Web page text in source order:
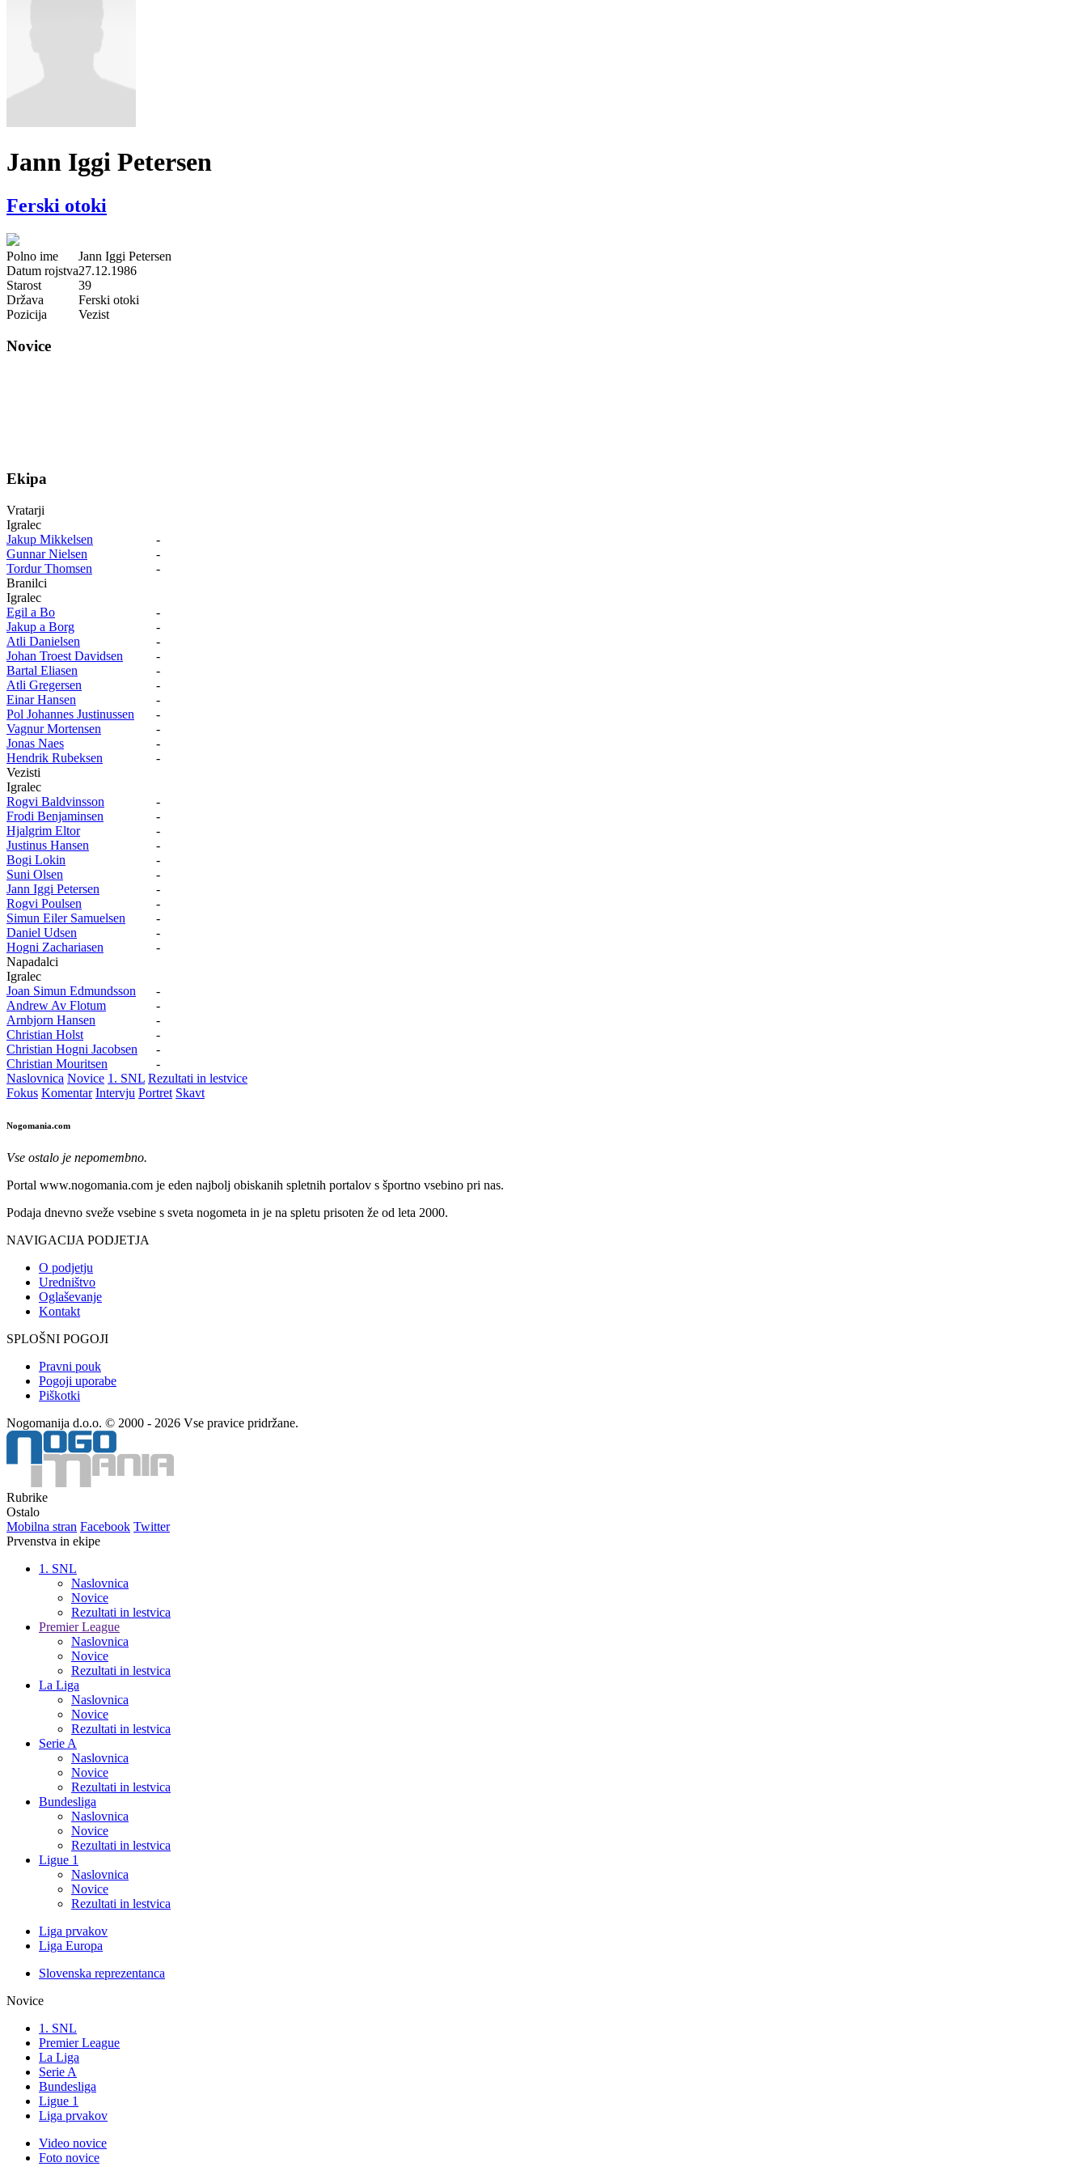
Jann Iggi Petersen
Ferski otoki
Polno ime
Jann Iggi Petersen
Datum rojstva27.12.1986
Starost
39
Država
Ferski otoki
Pozicija
Vezist
Novice
Ekipa
Vratarji
Igralec
Jakup Mikkelsen
-
Gunnar Nielsen
-
Tordur Thomsen
-
Branilci
Igralec
Egil a Bo
-
Jakup a Borg
-
Atli Danielsen
-
Johan Troest Davidsen
-
Bartal Eliasen
-
Atli Gregersen
-
Einar Hansen
-
Pol Johannes Justinussen
-
Vagnur Mortensen
-
Jonas Naes
-
Hendrik Rubeksen
-
Vezisti
Igralec
Rogvi Baldvinsson
-
Frodi Benjaminsen
-
Hjalgrim Eltor
-
Justinus Hansen
-
Bogi Lokin
-
Suni Olsen
-
Jann Iggi Petersen
-
Rogvi Poulsen
-
Simun Eiler Samuelsen
-
Daniel Udsen
-
Hogni Zachariasen
-
Napadalci
Igralec
Joan Simun Edmundsson
-
Andrew Av Flotum
-
Arnbjorn Hansen
-
Christian Holst
-
Christian Hogni Jacobsen
-
Christian Mouritsen
-
Naslovnica Novice 1. SNL Rezultati in lestvice
Fokus Komentar Intervju Portret Skavt
Nogomania.com
Vse ostalo je nepomembno.
Portal www.nogomania.com je eden najbolj obiskanih spletnih portalov s športno vsebino pri nas.
Podaja dnevno sveže vsebine s sveta nogometa in je na spletu prisoten že od leta 2000.
NAVIGACIJA PODJETJA
O podjetju
Uredništvo
Oglaševanje
Kontakt
SPLOŠNI POGOJI
Pravni pouk
Pogoji uporabe
Piškotki
Nogomanija d.o.o. © 2000 - 2026 Vse pravice pridržane.
Rubrike
Ostalo
Mobilna stran Facebook Twitter
Prvenstva in ekipe
1. SNL
Naslovnica
Novice
Rezultati in lestvica
Premier League
Naslovnica
Novice
Rezultati in lestvica
La Liga
Naslovnica
Novice
Rezultati in lestvica
Serie A
Naslovnica
Novice
Rezultati in lestvica
Bundesliga
Naslovnica
Novice
Rezultati in lestvica
Ligue 1
Naslovnica
Novice
Rezultati in lestvica
Liga prvakov
Liga Europa
Slovenska reprezentanca
Novice
1. SNL
Premier League
La Liga
Serie A
Bundesliga
Ligue 1
Liga prvakov
Video novice
Foto novice